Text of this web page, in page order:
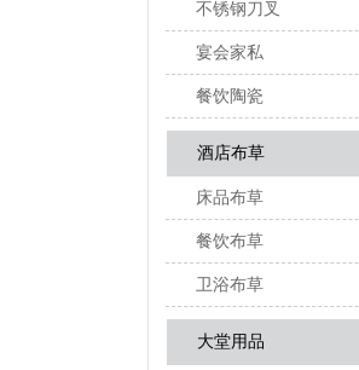
不锈钢刀叉
宴会家私
餐饮陶瓷
酒店布草
床品布草
餐饮布草
卫浴布草
大堂用品